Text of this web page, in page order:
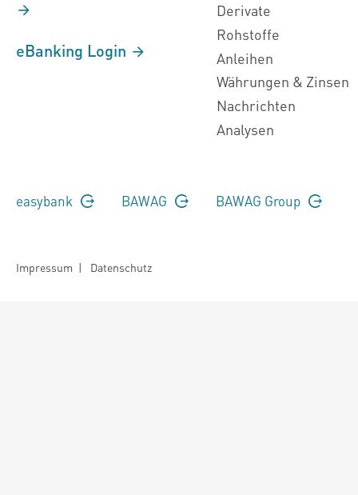
eBanking Login
Derivate
Rohstoffe
Anleihen
Währungen & Zinsen
Nachrichten
Analysen
easybank BAWAG BAWAG Group
Impressum | Datenschutz